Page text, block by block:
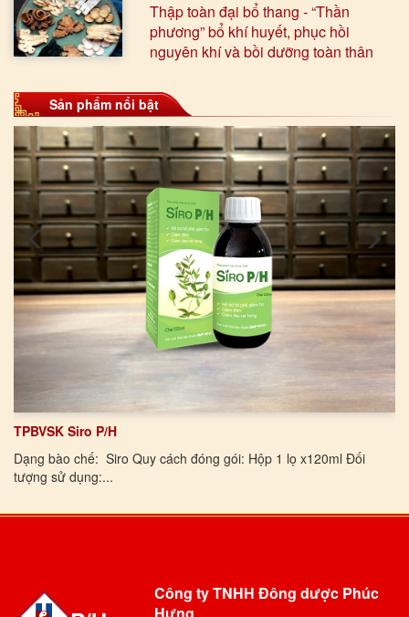
Thập toàn đại bổ thang - “Thần
phương” bổ khí huyết, phục hồi
nguyên khí và bồi dưỡng toàn thân
Sản phẩm nổi bật
TPBVSK Siro P/H
Dạng bào chế: Siro Quy cách đóng gói: Hộp 1 lọ x120ml Đối
tượng sử dụng:...
Công ty TNHH Đông dược Phúc
Hưng